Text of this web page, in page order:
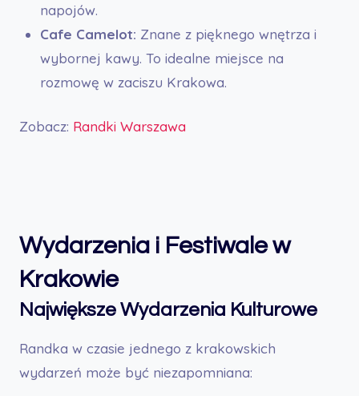
napojów.
Cafe Camelot: Znane z pięknego wnętrza i
wybornej kawy. To idealne miejsce na
rozmowę w zaciszu Krakowa.
Zobacz: Randki Warszawa
Wydarzenia i Festiwale w
Krakowie
Największe Wydarzenia Kulturowe
Randka w czasie jednego z krakowskich
wydarzeń może być niezapomniana: